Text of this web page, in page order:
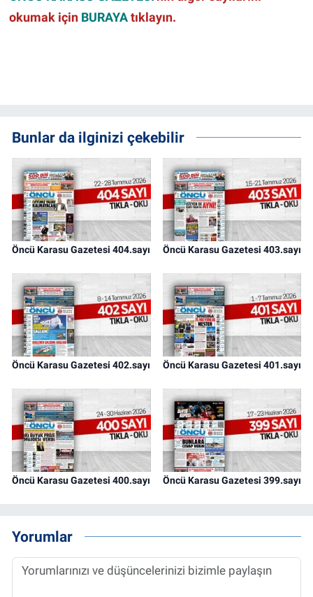
okumak için BURAYAtıklayın.
Bunlar da ilginizi çekebilir
Öncü Karasu Gazetesi 404.sayı Öncü Karasu Gazetesi 403.sayı
Öncü Karasu Gazetesi 402.sayı Öncü Karasu Gazetesi 401.sayı
Öncü Karasu Gazetesi 400.sayı Öncü Karasu Gazetesi 399.sayı
Yorumlar